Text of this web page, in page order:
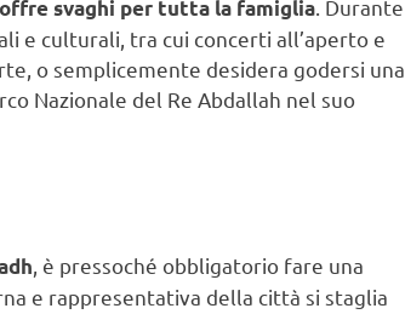
svaghi per tutta la famiglia. Durante
e culturali, tra cui concerti all’aperto e
o semplicemente desidera godersi una
Nazionale del Re Abdallah nel suo
, è pressoché obbligatorio fare una
e rappresentativa della città si staglia